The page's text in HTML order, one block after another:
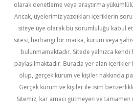
olarak denetleme veya araştırma
Ancak, üyelerimiz yazdıkları içeriklerin
siteye üye olarak bu sorumluluğu kabul
sitesi, herhangi bir marka, kurum veya
bulunmamaktadır. Sitede yalnızca kendi
paylaşılmaktadır. Burada yer alan
olup, gerçek kurum ve kişiler hakkında
Gerçek kurum ve kişiler ile isim
Sitemiz, kar amacı gütmeyen ve